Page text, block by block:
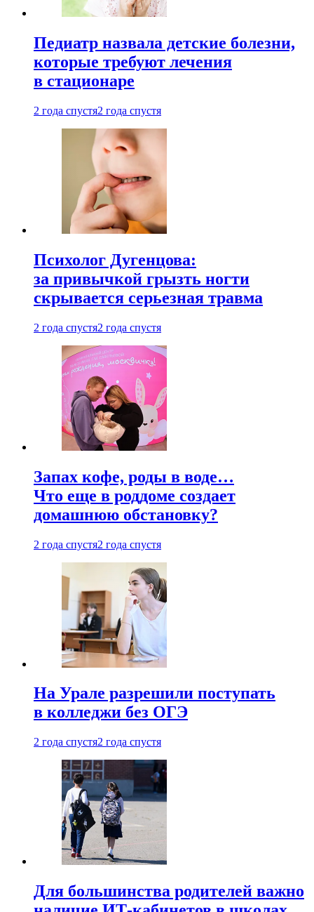
Педиатр назвала детские болезни,
которые требуют лечения
в стационаре
2 года спустя2 года спустя
Психолог Дугенцова:
за привычкой грызть ногти
скрывается серьезная травма
2 года спустя2 года спустя
Запах кофе, роды в воде…
Что еще в роддоме создает
домашнюю обстановку?
2 года спустя2 года спустя
На Урале разрешили поступать
в колледжи без ОГЭ
2 года спустя2 года спустя
Для большинства родителей важно